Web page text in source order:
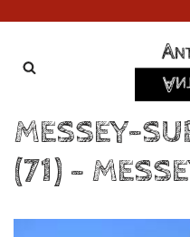
au
MESSEY-
(71) –